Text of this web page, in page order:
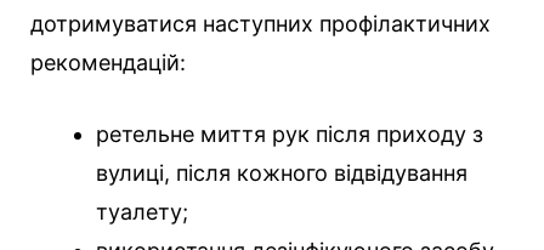
дотримуватися наступних профілактичних
рекомендацій:
ретельне миття рук після приходу з
вулиці, після кожного відвідування
туалету;